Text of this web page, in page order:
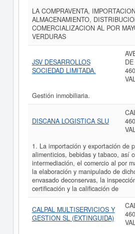
LA COMPRAVENTA,
ALMACENAMIENTO,
COMERCIALIZACION AL POR
VERDURAS
JSV DESARROLLOS
SOCIEDAD LIMITADA.
Gestión inmobiliaria.
DISCANA LOGISTICA SLU
1. La importación y exportación de
alimenticios, bebidas y tabaco, así
intermediación, el comercio al por
la elaboración y manipulado de
envasado deconservas, la
certificación y la calificación de
CALPAL MULTISERVICIOS Y
GESTION SL (EXTINGUIDA)